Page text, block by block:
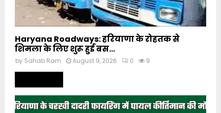
Haryana Roadways: हरियाणा के रोहतक से
शिमला के लिए शुरू हुई बस...
by Sahab Ram August 9, 2026 0 9